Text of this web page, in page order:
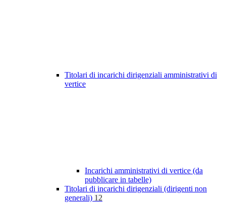
Titolari di incarichi dirigenziali amministrativi di
vertice
Incarichi amministrativi di vertice (da
pubblicare in tabelle)
Titolari di incarichi dirigenziali (dirigenti non
generali) 12